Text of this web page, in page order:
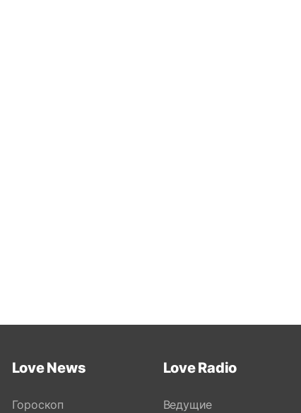
Love News
Гороскоп
Love Radio
Ведущие